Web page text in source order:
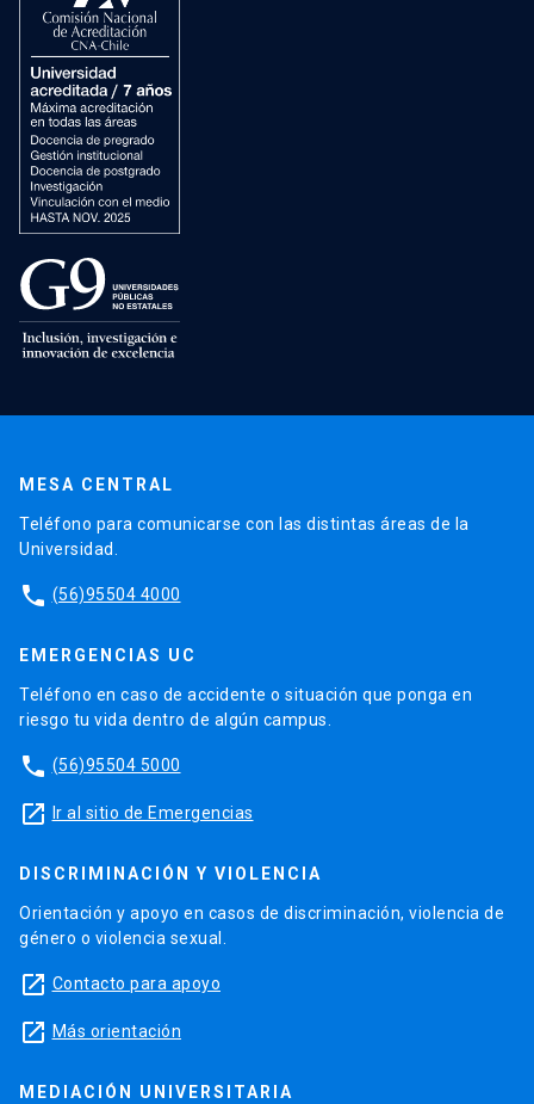
MESA CENTRAL
Teléfono para comunicarse con las distintas áreas de la
Universidad.
phone (56)95504 4000
EMERGENCIAS UC
Teléfono en caso de accidente o situación que ponga en
riesgo tu vida dentro de algún campus.
phone (56)95504 5000
launch Ir al sitio de Emergencias
DISCRIMINACIÓN Y VIOLENCIA
Orientación y apoyo en casos de discriminación, violencia de
género o violencia sexual.
launch Contacto para apoyo
launch Más orientación
MEDIACIÓN UNIVERSITARIA